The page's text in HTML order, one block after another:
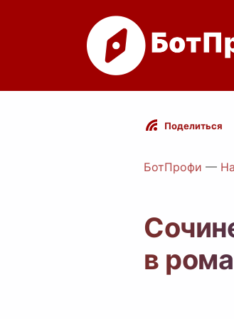
Поделиться
БотПрофи —
в